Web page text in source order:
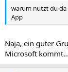
warum nutzt du da
App
Naja, ein guter
Microsoft kommt...